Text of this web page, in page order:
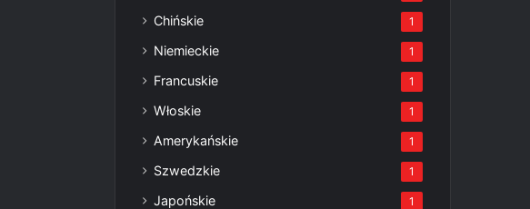
Chińskie 1
Niemieckie 1
Francuskie 1
Włoskie 1
Amerykańskie 1
Szwedzkie 1
Japońskie 1